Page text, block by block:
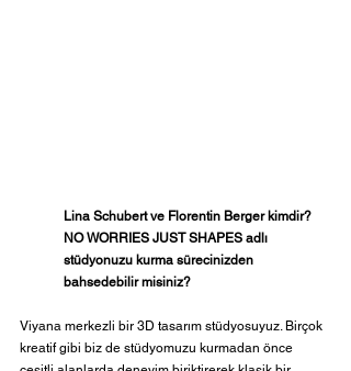
Lina Schubert ve Florentin Berger kimdir?
NO WORRIES JUST SHAPES adlı
stüdyonuzu kurma sürecinizden
bahsedebilir misiniz?
Viyana merkezli bir 3D tasarım stüdyosuyuz. Birçok
kreatif gibi biz de stüdyomuzu kurmadan önce